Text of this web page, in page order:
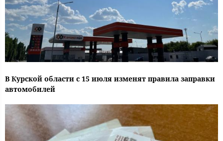
В Курской области с 15 июля изменят правила заправки
автомобилей